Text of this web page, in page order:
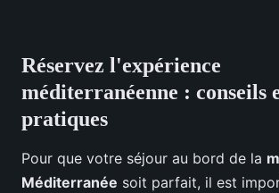
Réservez l'expérience
méditerranéenne : conseils
pratiques
Pour que votre séjour au bord de la
Méditerranée soit parfait, il est